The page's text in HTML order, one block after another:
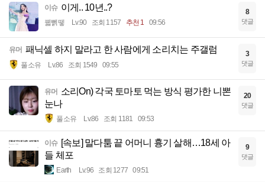
이슈 이게.. 10년..?
꿻뻵뗗 Lv.90 조회 1157 추천 1 09:56
8
댓글
유머 패닉셀 하지 말라고 한 사람에게 소리치는 주갤럼
풀소유 Lv.86 조회 1549 09:55
3
댓글
유머 소리On) 각국 토마토 먹는 방식 평가한 니뽄
눈나
풀소유 Lv.86 조회 1181 09:53
20
댓글
이슈 [속보] 말다툼 끝 어머니 흉기 살해…18세 아
들 체포
Earth Lv.96 조회 1277 09:51
9
댓글